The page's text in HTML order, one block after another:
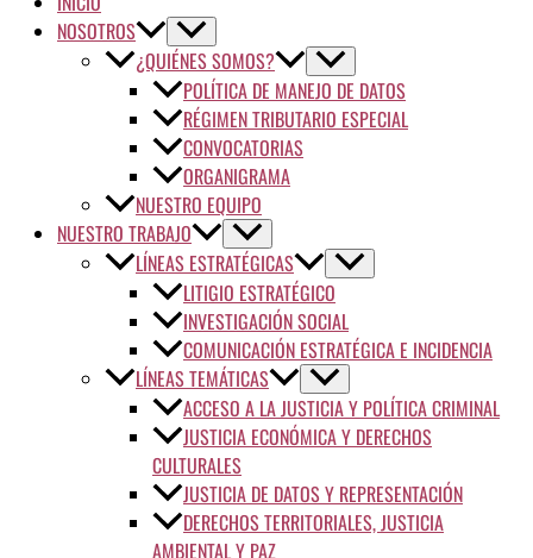
NOSOTROS
¿QUIÉNES SOMOS?
POLÍTICA DE MANEJO DE DATOS
RÉGIMEN TRIBUTARIO ESPECIAL
CONVOCATORIAS
ORGANIGRAMA
NUESTRO EQUIPO
NUESTRO TRABAJO
LÍNEAS ESTRATÉGICAS
LITIGIO ESTRATÉGICO
INVESTIGACIÓN SOCIAL
COMUNICACIÓN ESTRATÉGICA E INCIDENCIA
LÍNEAS TEMÁTICAS
ACCESO A LA JUSTICIA Y POLÍTICA CRIMINAL
JUSTICIA ECONÓMICA Y DERECHOS
CULTURALES
JUSTICIA DE DATOS Y REPRESENTACIÓN
DERECHOS TERRITORIALES, JUSTICIA
AMBIENTAL Y PAZ